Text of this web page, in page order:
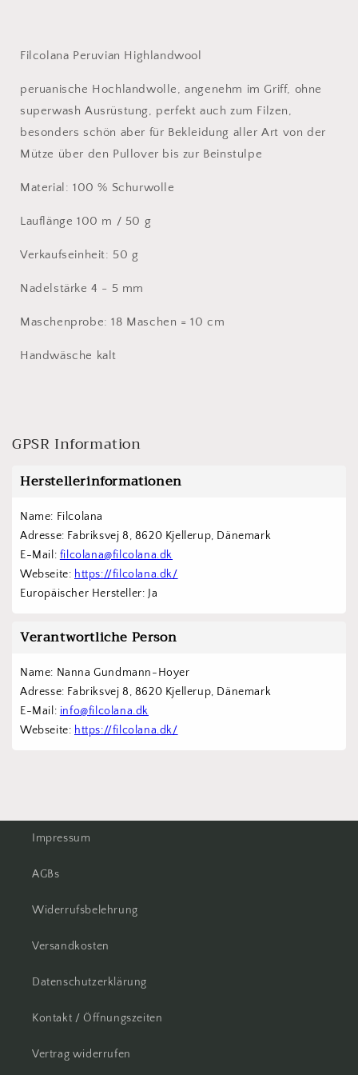
Filcolana Peruvian Highlandwool
peruanische Hochlandwolle, angenehm im Griff, ohne
superwash Ausrüstung, perfekt auch zum Filzen,
besonders schön aber für Bekleidung aller Art von der
Mütze über den Pullover bis zur Beinstulpe
Material: 100 % Schurwolle
Lauflänge 100 m / 50 g
Verkaufseinheit: 50 g
Nadelstärke 4 - 5 mm
Maschenprobe: 18 Maschen = 10 cm
Handwäsche kalt
GPSR Information
Herstellerinformationen
Name: Filcolana
Adresse: Fabriksvej 8, 8620 Kjellerup, Dänemark
E-Mail: filcolana@filcolana.dk
Webseite: https://filcolana.dk/
Europäischer Hersteller: Ja
Verantwortliche Person
Name: Nanna Gundmann-Hoyer
Adresse: Fabriksvej 8, 8620 Kjellerup, Dänemark
E-Mail: info@filcolana.dk
Webseite: https://filcolana.dk/
Impressum
AGBs
Widerrufsbelehrung
Versandkosten
Datenschutzerklärung
Kontakt / Öffnungszeiten
Vertrag widerrufen